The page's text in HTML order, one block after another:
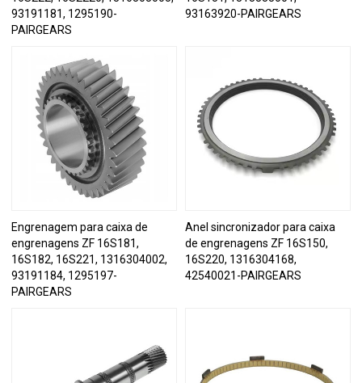
93191181, 1295190-
PAIRGEARS
93163920-PAIRGEARS
Engrenagem para caixa de
engrenagens ZF 16S181,
16S182, 16S221, 1316304002,
93191184, 1295197-
PAIRGEARS
Anel sincronizador para caixa
de engrenagens ZF 16S150,
16S220, 1316304168,
42540021-PAIRGEARS